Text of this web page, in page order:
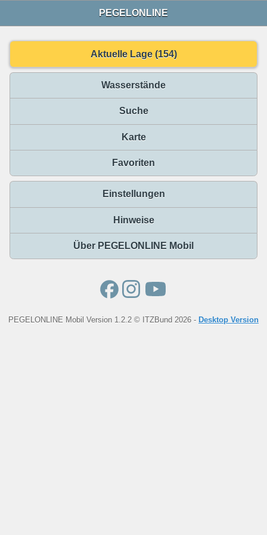
PEGELONLINE
Aktuelle Lage (154)
Wasserstände
Suche
Karte
Favoriten
Einstellungen
Hinweise
Über PEGELONLINE Mobil
PEGELONLINE Mobil Version 1.2.2 © ITZBund 2026 - Desktop Version